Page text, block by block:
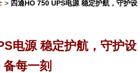
> 四通HO 750 UPS电源 稳定护航，守护设
电源 稳定护航，守护设
备每一刻